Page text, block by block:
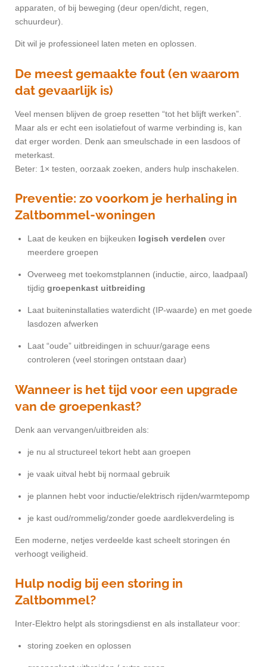
apparaten, of bij beweging (deur open/dicht, regen,
schuurdeur).
Dit wil je professioneel laten meten en oplossen.
De meest gemaakte fout (en waarom
dat gevaarlijk is)
Veel mensen blijven de groep resetten “tot het blijft werken”.
Maar als er echt een isolatiefout of warme verbinding is, kan
dat erger worden. Denk aan smeulschade in een lasdoos of
meterkast.
Beter: 1× testen, oorzaak zoeken, anders hulp inschakelen.
Preventie: zo voorkom je herhaling in
Zaltbommel-woningen
Laat de keuken en bijkeuken logisch verdelen over
meerdere groepen
Overweeg met toekomstplannen (inductie, airco, laadpaal)
tijdig groepenkast uitbreiding
Laat buiteninstallaties waterdicht (IP-waarde) en met goede
lasdozen afwerken
Laat “oude” uitbreidingen in schuur/garage eens
controleren (veel storingen ontstaan daar)
Wanneer is het tijd voor een upgrade
van de groepenkast?
Denk aan vervangen/uitbreiden als:
je nu al structureel tekort hebt aan groepen
je vaak uitval hebt bij normaal gebruik
je plannen hebt voor inductie/elektrisch rijden/warmtepomp
je kast oud/rommelig/zonder goede aardlekverdeling is
Een moderne, netjes verdeelde kast scheelt storingen én
verhoogt veiligheid.
Hulp nodig bij een storing in
Zaltbommel?
Inter-Elektro helpt als storingsdienst en als installateur voor:
storing zoeken en oplossen